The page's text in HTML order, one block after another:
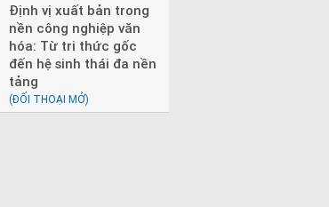
Định vị xuất bản trong
nền công nghiệp văn
hóa: Từ tri thức gốc
đến hệ sinh thái đa nền
tảng
(ĐỐI THOẠI MỞ)